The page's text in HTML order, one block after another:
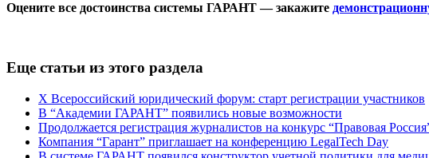
Оцените все достоинства системы ГАРАНТ — закажите
Еще статьи из этого раздела
X Всероссийский юридический форум: старт регистрации участников
В “Академии ГАРАНТ” появились новые возможности
Продолжается регистрация журналистов на конкурс “Правовая
Компания “Гарант” приглашает на конференцию LegalTech Day